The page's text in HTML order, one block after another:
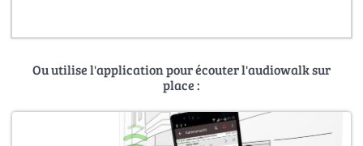
Ou utilise l'application pour écouter l'audiowalk sur
place :